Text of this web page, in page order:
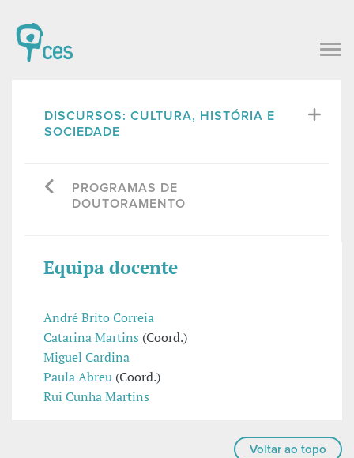
DISCURSOS: CULTURA, HISTÓRIA E
SOCIEDADE
PROGRAMAS DE
DOUTORAMENTO
Equipa docente
André Brito Correia
Catarina Martins (Coord.)
Miguel Cardina
Paula Abreu (Coord.)
Rui Cunha Martins
Voltar ao topo